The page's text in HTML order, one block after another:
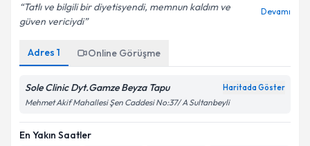
Kişisel verilerimin işlenmesine ilişkin
kapsamda işlenmesini kabul ediyorum.
Takvim Talebini Gönder
Tatlı ve bilgili bir diyetisyendi, memnun kaldım ve
güven vericiydi
Devamı
Adres 1 Online Görüşme
Sole Clinic Dyt.Gamze Beyza Tapu Haritada Göster
Mehmet Akif Mahallesi Şen Caddesi No:37/ A Sultanbeyli
En Yakın Saatler